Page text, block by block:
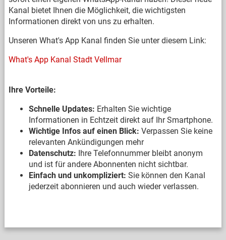
Kanal bietet Ihnen die Möglichkeit, die wichtigsten
Informationen direkt von uns zu erhalten.
Unseren What's App Kanal finden Sie unter diesem Link:
What's App Kanal Stadt Vellmar
Ihre Vorteile:
Schnelle Updates: Erhalten Sie wichtige
Informationen in Echtzeit direkt auf Ihr Smartphone.
Wichtige Infos auf einen Blick: Verpassen Sie keine
relevanten Ankündigungen mehr
Datenschutz: Ihre Telefonnummer bleibt anonym
und ist für andere Abonnenten nicht sichtbar.
Einfach und unkompliziert: Sie können den Kanal
jederzeit abonnieren und auch wieder verlassen.